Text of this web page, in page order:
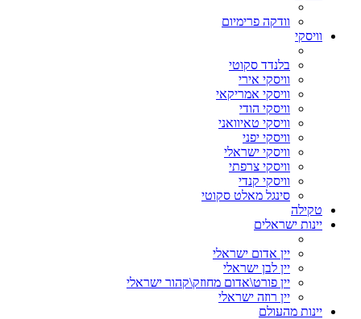
וודקה פרימיום
וויסקי
בלנדד סקוטי
וויסקי אירי
וויסקי אמריקאי
וויסקי הודי
וויסקי טאיוואני
וויסקי יפני
וויסקי ישראלי
וויסקי צרפתי
וויסקי קנדי
סינגל מאלט סקוטי
טקילה
יינות ישראלים
יין אדום ישראלי
יין לבן ישראלי
יין פורט\אדום מחוזק\קהור ישראלי
יין רוזה ישראלי
יינות מהעולם